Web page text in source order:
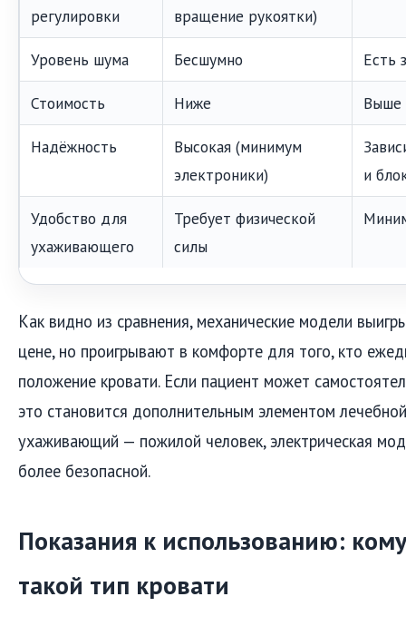
регулировки
вращение рукоятки)
Уровень шума Бесшумно Есть
Стоимость Ниже Выше
Надёжность
Высокая (минимум
электроники)
и
Удобство для
ухаживающего
Требует физической
силы
Как видно из сравнения, механические модели
цене, но проигрывают в комфорте для того, кто
положение кровати. Если пациент может
это становится дополнительным элементом
ухаживающий — пожилой человек, электрическая
более безопасной.
Показания к использованию:
такой тип кровати